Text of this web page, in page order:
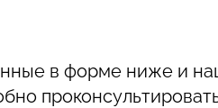
в форме ниже и